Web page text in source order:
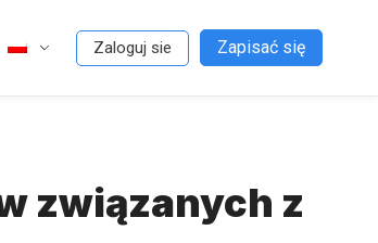
Zaloguj sie Zapisać się
związanych z